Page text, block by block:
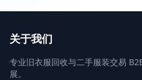
关于我们
专业旧衣服回收与二手服装交易
展。